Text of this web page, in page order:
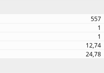
557
1
1
12,74
24,78